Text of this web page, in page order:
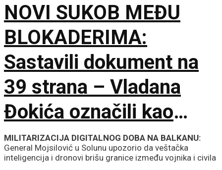
NOVI SUKOB MEĐU
BLOKADERIMA:
Sastavili dokument na
39 strana – Vladana
Đokića označili kao
visokorizičnog
MILITARIZACIJA DIGITALNOG DOBA NA BALKANU:
General Mojsilović u Solunu upozorio da veštačka
inteligencija i dronovi brišu granice između vojnika i civila